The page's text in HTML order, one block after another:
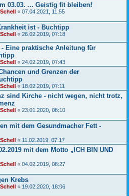
03.03. ... Geistig fit bleiben!
« 07.04.2021, 11:55
ist - Buchtipp
« 26.02.2019, 07:18
Eine praktische Anleitung für
« 24.02.2019, 07:43
und Grenzen der
« 18.02.2019, 07:11
sind Kirche - nicht wegen, nicht trotz,
« 23.01.2020, 08:10
mit dem Gesundmacher Fett -
« 11.02.2019, 07:17
mit dem Motto „ICH BIN UND
« 04.02.2019, 08:27
Krebs
« 19.02.2020, 18:06